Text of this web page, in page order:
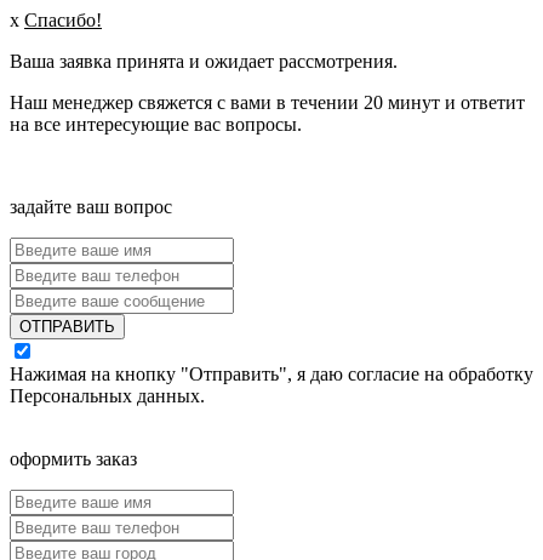
x Спасибо!
Ваша заявка принята и ожидает рассмотрения.
Наш менеджер свяжется с вами в течении 20 минут и ответит
на все интересующие вас вопросы.
задайте ваш вопрос
ОТПРАВИТЬ
Нажимая на кнопку "Отправить", я даю согласие на обработку
Персональных данных.
оформить заказ